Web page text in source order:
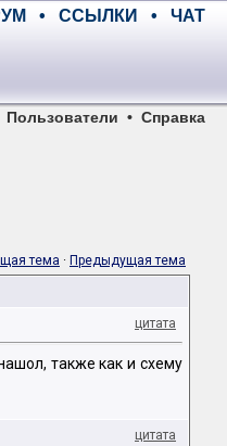
• ССЫЛКИ • ЧАТ
Пользователи • Справка
тема · Предыдущая тема
цитата
также как и схему
цитата